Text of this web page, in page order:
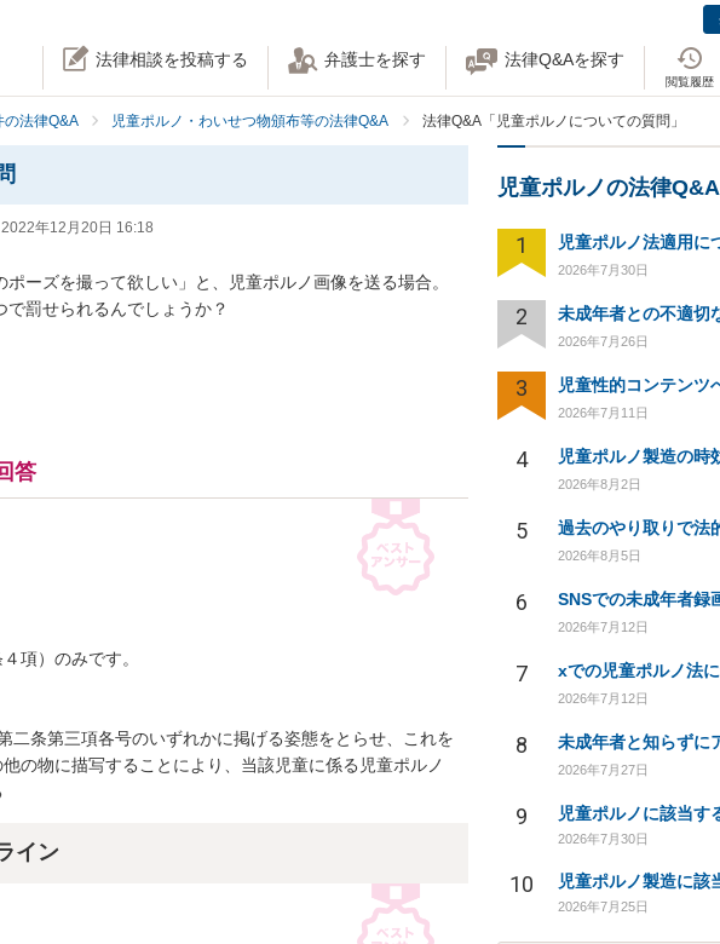
法律相談を投稿する 弁護士を探す 法律Q&Aを探す
閲覧履歴
の法律Q&A 児童ポルノ・わいせつ物頒布等の法律Q&A 法律Q&A「児童ポルノについての質問」
2022年12月20日 16:18
ーズを撮って欲しい」と、児童ポルノ画像を送る場合。
罰せられるんでしょうか？
答
項）のみです。
二条第三項各号のいずれかに掲げる姿態をとらせ、これを
の物に描写することにより、当該児童に係る児童ポルノ
イン
児童ポルノの法律
1 児童ポルノ法適用に
2026年7月30日
2
2026年7月26日
3
2026年7月11日
4
2026年8月2日
5
2026年8月5日
6
2026年7月12日
7 xでの児童ポルノ法
2026年7月12日
8
2026年7月27日
9
2026年7月30日
10 児童ポルノ製造に該
2026年7月25日